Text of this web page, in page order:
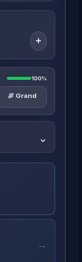
+
100%
🍖 Grand
→